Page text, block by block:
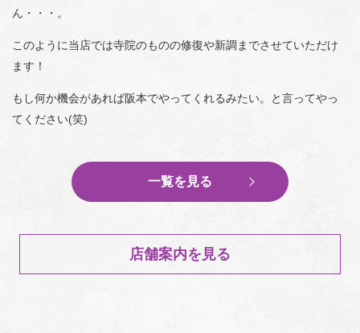
ん・・・。
このように当店では寺院のものの修復や新調までさせていただけ
ます！
もし何か機会があれば阪本でやってくれるみたい。と言ってやっ
てください(笑)
一覧を見る
店舗案内を見る